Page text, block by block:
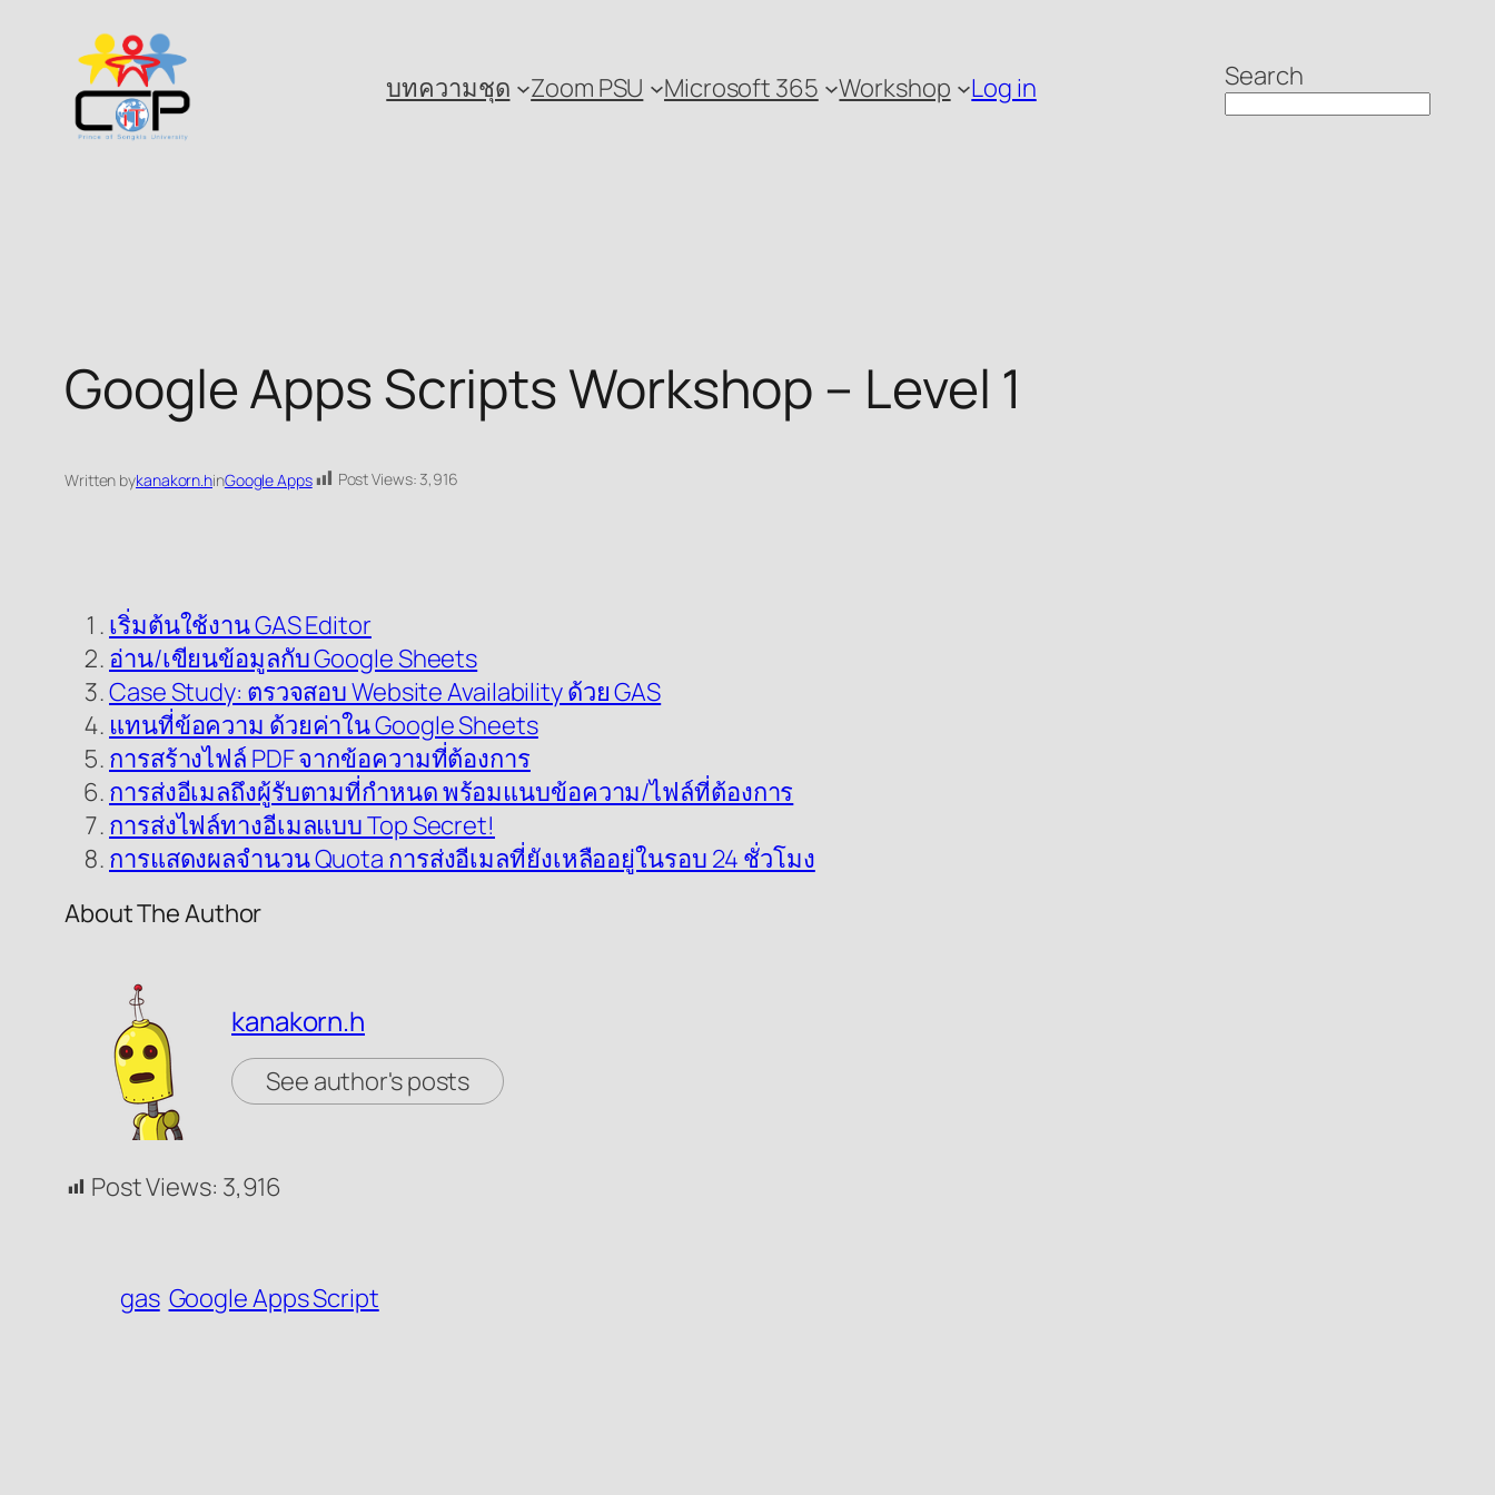
content
บทความชุด Zoom PSU Microsoft 365 Workshop Log in Search
Google Apps Scripts Workshop – Level 1
Written bykanakorn.hinGoogle Apps Post Views:3,916
เริ่มต้นใช้งาน GAS Editor
อ่าน/เขียนข้อมูลกับ Google Sheets
Case Study: ตรวจสอบ Website Availability ด้วย GAS
แทนที่ข้อความ ด้วยค่าใน Google Sheets
การสร้างไฟล์ PDF จากข้อความที่ต้องการ
การส่งอีเมลถึงผู้รับตามที่กำหนด พร้อมแนบข้อความ/ไฟล์ที่ต้องการ
การส่งไฟล์ทางอีเมลแบบ Top Secret!
การแสดงผลจำนวน Quota การส่งอีเมลที่ยังเหลืออยู่ในรอบ 24 ชั่วโมง
About The Author
kanakorn.h
See author's posts
Post Views: 3,916
gas Google Apps Script